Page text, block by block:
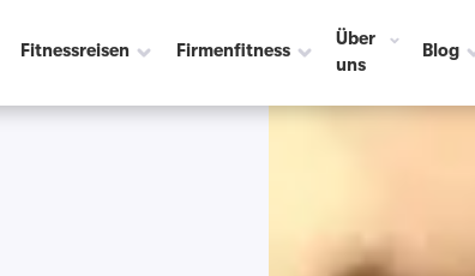
Fitnessreisen Firmenfitness
Über
uns
Blog